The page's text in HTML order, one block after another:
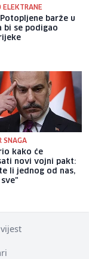
ELEKTRANE
Potopljene barže u
bi se podigao
SNAGA
kako će
novi vojni pakt:
li jednog od nas,